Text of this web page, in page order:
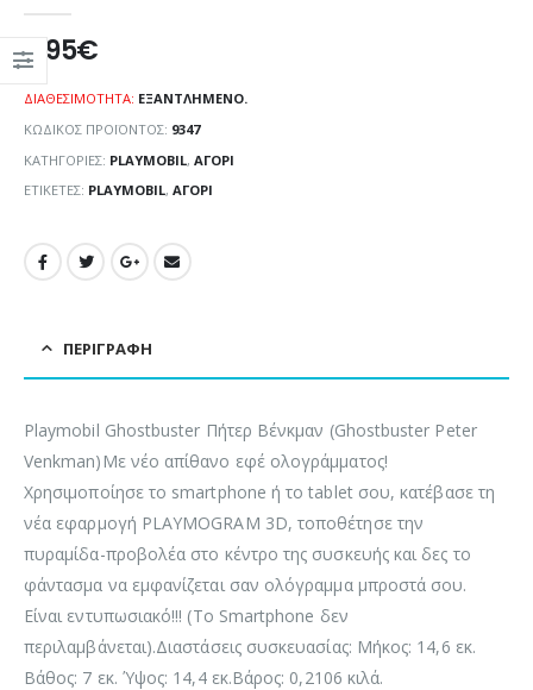
7,95€
ΔΙΑΘΕΣΙΜΌΤΗΤΑ: ΕΞΑΝΤΛΗΜΈΝΟ.
ΚΩΔΙΚΌΣ ΠΡΟΪΌΝΤΟΣ: 9347
ΚΑΤΗΓΟΡΊΕΣ: PLAYMOBIL, ΑΓΌΡΙ
ΕΤΙΚΈΤΕΣ: PLAYMOBIL, ΑΓΌΡΙ
ΠΕΡΙΓΡΑΦΉ
Playmobil Ghostbuster Πήτερ Βένκμαν (Ghostbuster Peter
Venkman)Με νέο απίθανο εφέ ολογράμματος!
Χρησιμοποίησε το smartphone ή το tablet σου, κατέβασε τη
νέα εφαρμογή PLAYMOGRAM 3D, τοποθέτησε την
πυραμίδα-προβολέα στο κέντρο της συσκευής και δες το
φάντασμα να εμφανίζεται σαν ολόγραμμα μπροστά σου.
Είναι εντυπωσιακό!!! (Το Smartphone δεν
περιλαμβάνεται).Διαστάσεις συσκευασίας: Μήκος: 14,6 εκ.
Βάθος: 7 εκ. Ύψος: 14,4 εκ.Βάρος: 0,2106 κιλά.